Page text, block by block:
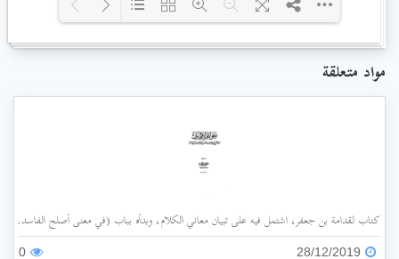
مواد متعلقة
كتاب لقدامة بن جعفر، اشتمل فيه على تبيان معاني الكلام، وبدأه بباب (في معنى أصلح
28/12/2019
0